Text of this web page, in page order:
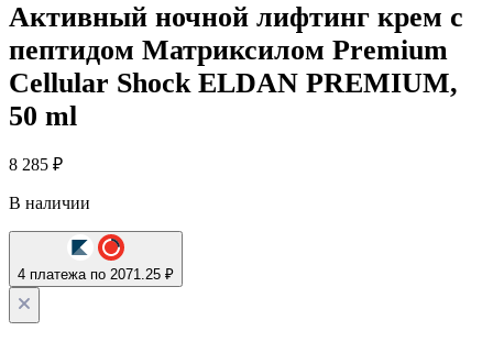
Активный ночной лифтинг крем с
пептидом Матриксилом Premium
Cellular Shock ELDAN PREMIUM,
50 ml
8 285 ₽
В наличии
4 платежа по 2071.25 ₽